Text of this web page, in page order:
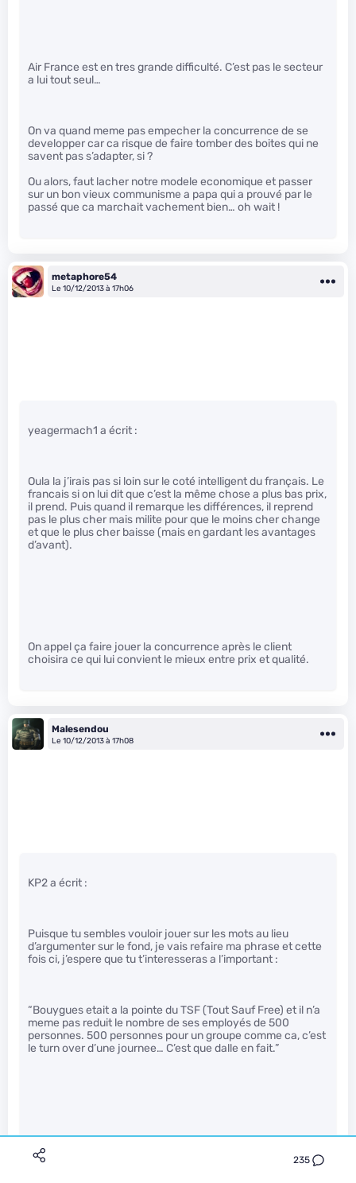
235
Air France est en tres grande difficulté. C’est pas le secteur
a lui tout seul…
On va quand meme pas empecher la concurrence de se
developper car ca risque de faire tomber des boites qui ne
savent pas s’adapter, si ?
Ou alors, faut lacher notre modele economique et passer
sur un bon vieux communisme a papa qui a prouvé par le
passé que ca marchait vachement bien… oh wait !
metaphore54
Le 10/12/2013 à 17h06
yeagermach1 a écrit :
Oula la j’irais pas si loin sur le coté intelligent du français. Le
francais si on lui dit que c’est la même chose a plus bas prix,
il prend. Puis quand il remarque les différences, il reprend
pas le plus cher mais milite pour que le moins cher change
et que le plus cher baisse (mais en gardant les avantages
d’avant).
On appel ça faire jouer la concurrence après le client
choisira ce qui lui convient le mieux entre prix et qualité.
Malesendou
Le 10/12/2013 à 17h08
KP2 a écrit :
Puisque tu sembles vouloir jouer sur les mots au lieu
d’argumenter sur le fond, je vais refaire ma phrase et cette
fois ci, j’espere que tu t’interesseras a l’important :
“Bouygues etait a la pointe du TSF (Tout Sauf Free) et il n’a
meme pas reduit le nombre de ses employés de 500
personnes. 500 personnes pour un groupe comme ca, c’est
le turn over d’une journee… C’est que dalle en fait.”
Sur un groupe d’une grosse centaine de milliers de
personnes (134000 en 2012 d’apres Wikipedia), si tu as